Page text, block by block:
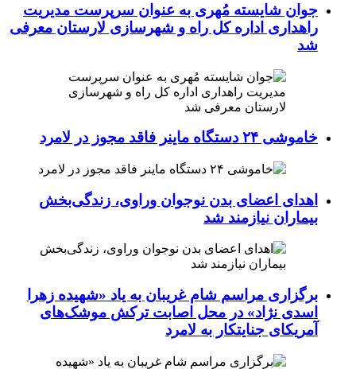
جوان شایسته مُهری به عنوان سرپرست مدیریت
راهداری اداره کل راه و شهرسازی لارستان معرفی
شد
خاموشی ۲۴ دستگاه ماینر فاقد مجوز در لامرد
اهدای اعضای بدن نوجوان وراوی، زندگی‌بخش
بیماران نیازمند شد
برگزاری مراسم شام غریبان به یاد «شهیده زهرا
اسدی نژاد» در محل اصابت ترکش موشک‌های
آمریکای جنایتکار به لامرد